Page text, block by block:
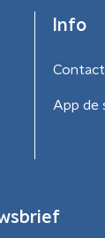
Info
Contact
App de